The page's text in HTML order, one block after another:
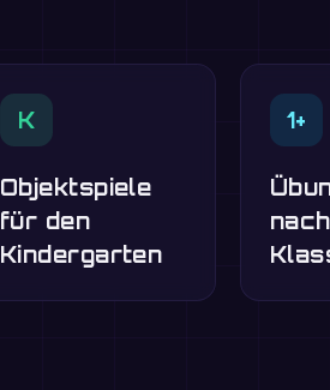
K
Objektspiele
für den
Kindergarten
1+
nach